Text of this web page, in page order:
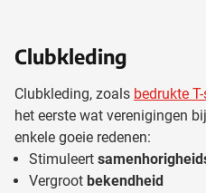
Clubkleding
Clubkleding, zoals bedrukte
het eerste wat verenigingen
enkele goeie redenen:
Stimuleert
Vergroot bekendheid